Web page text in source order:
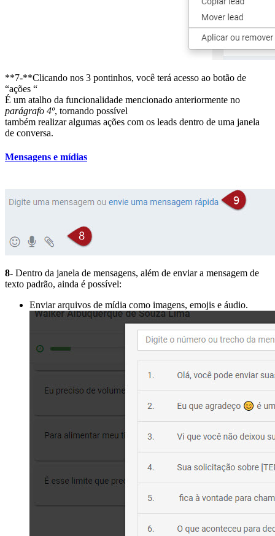
**7-**Clicando nos 3 pontinhos, você terá acesso ao botão de
“ações “
É um atalho da funcionalidade mencionado anteriormente no
parágrafo 4º, tornando possível
também realizar algumas ações com os leads dentro de uma janela
de conversa.
Mensagens e mídias
8- Dentro da janela de mensagens, além de enviar a mensagem de
texto padrão, ainda é possível:
Enviar arquivos de mídia como imagens, emojis e áudio.